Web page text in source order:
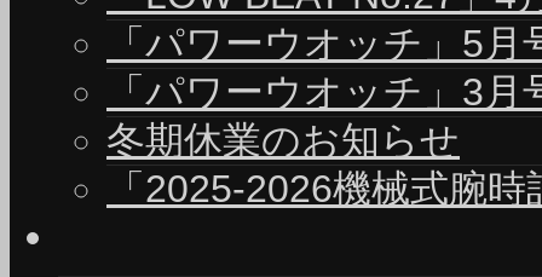
「パワーウオッチ」5
「パワーウオッチ」3
冬期休業のお知らせ
「2025-2026機械式腕